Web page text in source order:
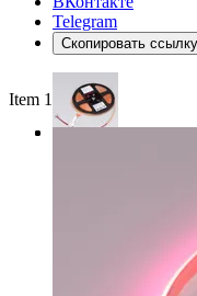
Telegram
Скопировать ссылку
Item 1 of 3